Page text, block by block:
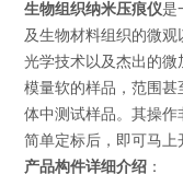
生物组织纳米压痕仪是
及生物材料组织的微
光学技术以及杰出的微
模量软的样品，范围甚
体中测试样品。其操作
简单定标后，即可马上
产品构件详细介绍 ：